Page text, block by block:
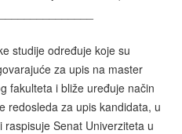
studije određuje koje su
za upis na master
fakulteta i bliže uređuje način
redosleda za upis kandidata, u
Senat Univerziteta u